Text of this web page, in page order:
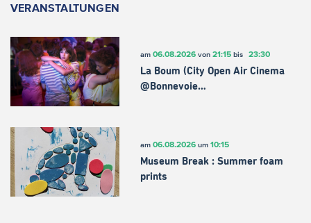
VERANSTALTUNGEN
am 06.08.2026von 21:15bis 23:30
La Boum (City Open Air Cinema
@Bonnevoie…
am 06.08.2026um 10:15
Museum Break : Summer foam
prints